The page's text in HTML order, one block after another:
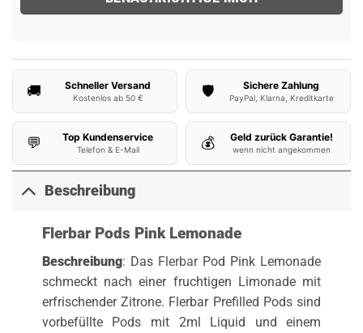
🚚 Schneller Versand
Kostenlos ab 50 € 🛡️ Sichere Zahlung
PayPal, Klarna, Kreditkarte
💬 Top Kundenservice
Telefon & E-Mail 💰 Geld zurück Garantie!
wenn nicht angekommen
Beschreibung
Flerbar Pods Pink Lemonade
Beschreibung: Das FlerbarPod Pink Lemonade
schmeckt nach einer fruchtigen Limonade mit
erfrischender Zitrone. Flerbar Prefilled Pods sind
vorbefüllte Pods mit 2ml Liquid und einem